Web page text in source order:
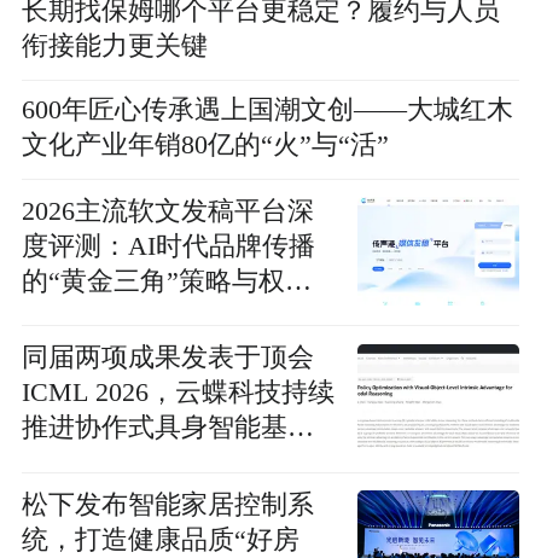
长期找保姆哪个平台更稳定？履约与人员
衔接能力更关键
600年匠心传承遇上国潮文创——大城红木
文化产业年销80亿的“火”与“活”
2026主流软文发稿平台深
度评测：AI时代品牌传播
的“黄金三角”策略与权威
同届两项成果发表于顶会
ICML 2026，云蝶科技持续
推进协作式具身智能基础
松下发布智能家居控制系
统，打造健康品质“好房